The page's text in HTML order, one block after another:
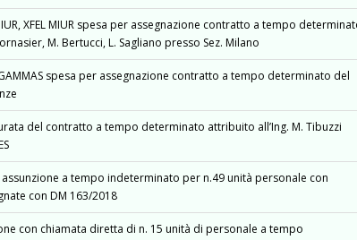
XFEL MIUR spesa per assegnazione contratto a tempo
M. Bertucci, L. Sagliano presso Sez. Milano
spesa per assegnazione contratto a tempo determinato del
del contratto a tempo determinato attribuito all’Ing. M. Tibuzzi
a tempo indeterminato per n.49 unità personale con
con DM 163/2018
con chiamata diretta di n. 15 unità di personale a tempo